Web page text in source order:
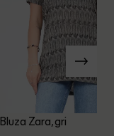
Bluza Zara, gri